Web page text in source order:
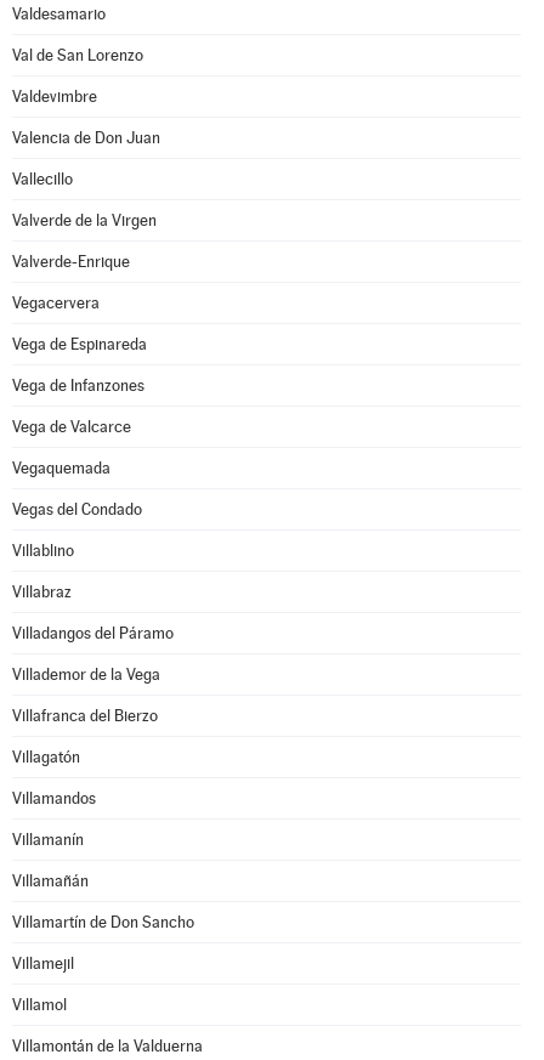
Valdesamario
Val de San Lorenzo
Valdevimbre
Valencia de Don Juan
Vallecillo
Valverde de la Virgen
Valverde-Enrique
Vegacervera
Vega de Espinareda
Vega de Infanzones
Vega de Valcarce
Vegaquemada
Vegas del Condado
Villablino
Villabraz
Villadangos del Páramo
Villademor de la Vega
Villafranca del Bierzo
Villagatón
Villamandos
Villamanín
Villamañán
Villamartín de Don Sancho
Villamejil
Villamol
Villamontán de la Valduerna